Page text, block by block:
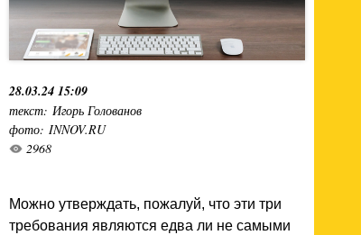
28.03.24 15:09
текст: Игорь Голованов
фото: INNOV.RU
2968
Можно утверждать, пожалуй, что эти три
требования являются едва ли не самыми